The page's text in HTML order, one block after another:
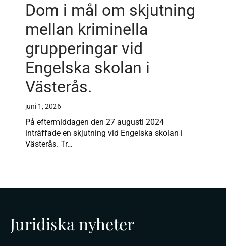
Dom i mål om skjutning
mellan kriminella
grupperingar vid
Engelska skolan i
Västerås.
juni 1, 2026
På eftermiddagen den 27 augusti 2024
inträffade en skjutning vid Engelska skolan i
Västerås. Tr…
Juridiska nyheter